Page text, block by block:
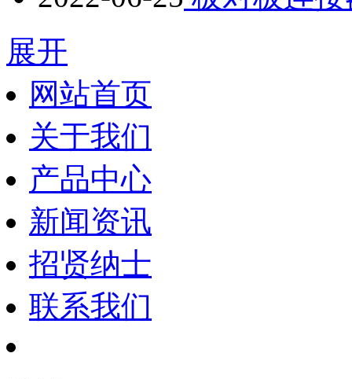
展开
网站首页
关于我们
产品中心
新闻资讯
招贤纳士
联系我们